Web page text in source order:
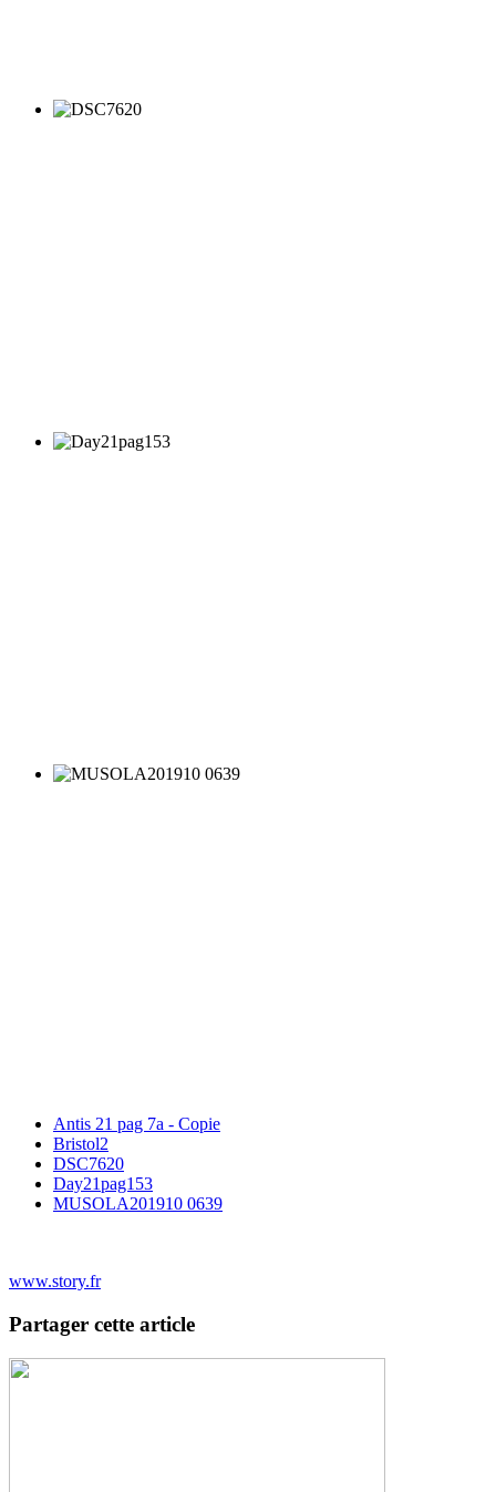
Antis 21 pag 7a - Copie
Bristol2
DSC7620
Day21pag153
MUSOLA201910 0639
www.story.fr
Partager cette article